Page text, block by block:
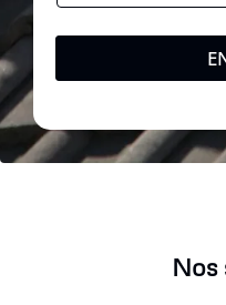
Nos